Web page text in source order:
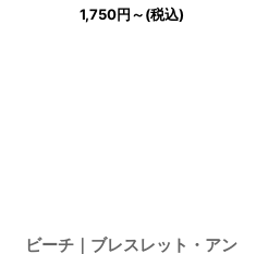
1,750円～(税込)
ビーチ｜ブレスレット・アン